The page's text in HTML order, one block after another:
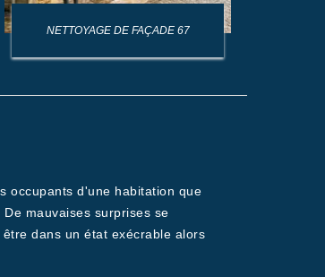
NETTOYAGE DE FAÇADE 67
occupants d'une habitation que
mauvaises surprises se
dans un état exécrable alors